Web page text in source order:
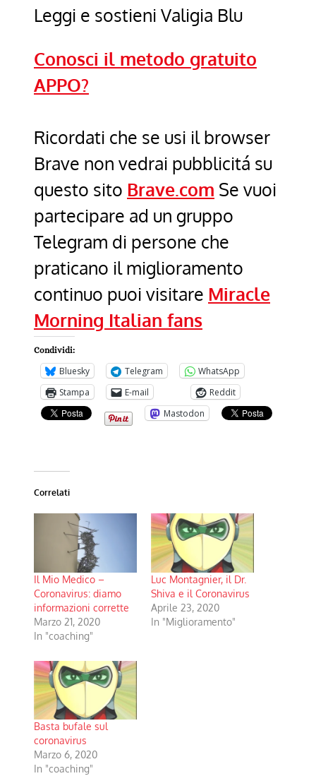
Leggi e sostieni Valigia Blu
Conosci il metodo gratuito
APPO?
Ricordati che se usi il browser
Brave non vedrai pubblicitá su
questo sito Brave.com Se vuoi
partecipare ad un gruppo
Telegram di persone che
praticano il miglioramento
continuo puoi visitare Miracle
Morning Italian fans
Condividi:
Bluesky Telegram
WhatsApp
Stampa
E-mail
Reddit
Mastodon
Correlati
Il Mio Medico –
Coronavirus: diamo
informazioni corrette
Marzo 21, 2020
In "coaching"
Luc Montagnier, il Dr.
Shiva e il Coronavirus
Aprile 23, 2020
In "Miglioramento"
Basta bufale sul
coronavirus
Marzo 6, 2020
In "coaching"